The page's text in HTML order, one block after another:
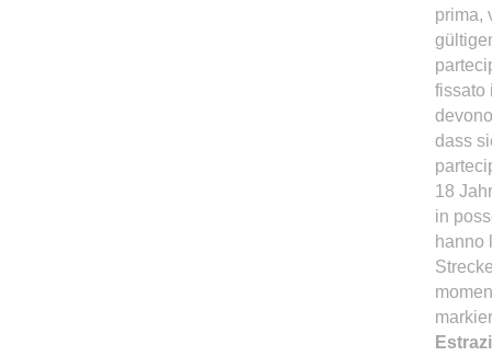
prima,
fissato
dass
18
in
hanno